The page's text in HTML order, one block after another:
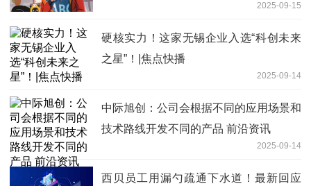
2025-09-15
硬核实力！这家无锡企业入选“科创未来
之星”！|焦点快播
2025-09-14
中际旭创：公司会根据不同的应用场景和
技术路线开发不同的产品 前沿资讯
2025-09-14
西贝员工用漏勺疏通下水道！最新回应